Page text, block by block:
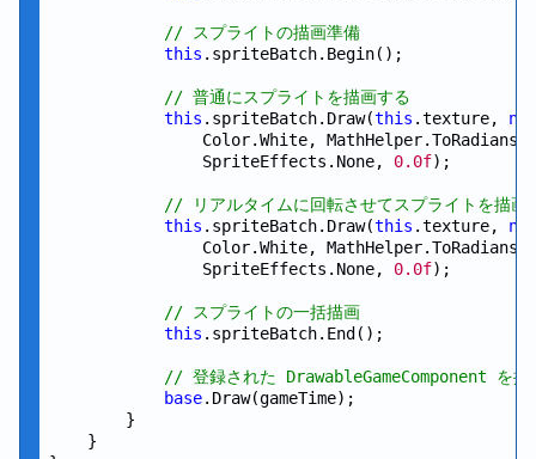
// スプライトの描画準備
this .spriteBatch.Begin();
// 普通にスプライトを描画する
this .spriteBatch.Draw(this .texture, new
                Color.White, MathHelper.ToRadians(
                SpriteEffects.None,
0.0f);
// リアルタイムに回転させてスプライトを描画
this .spriteBatch.Draw(this .texture, new
                Color.White, MathHelper.ToRadians(
                SpriteEffects.None,
0.0f);
// スプライトの一括描画
this .spriteBatch.End();
// 登録された DrawableGameComponent を描
base.Draw(gameTime);
        }
    }